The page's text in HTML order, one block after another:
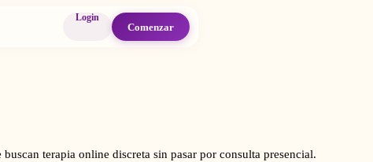
Login
Comenzar
terapia online discreta sin pasar por consulta presencial.